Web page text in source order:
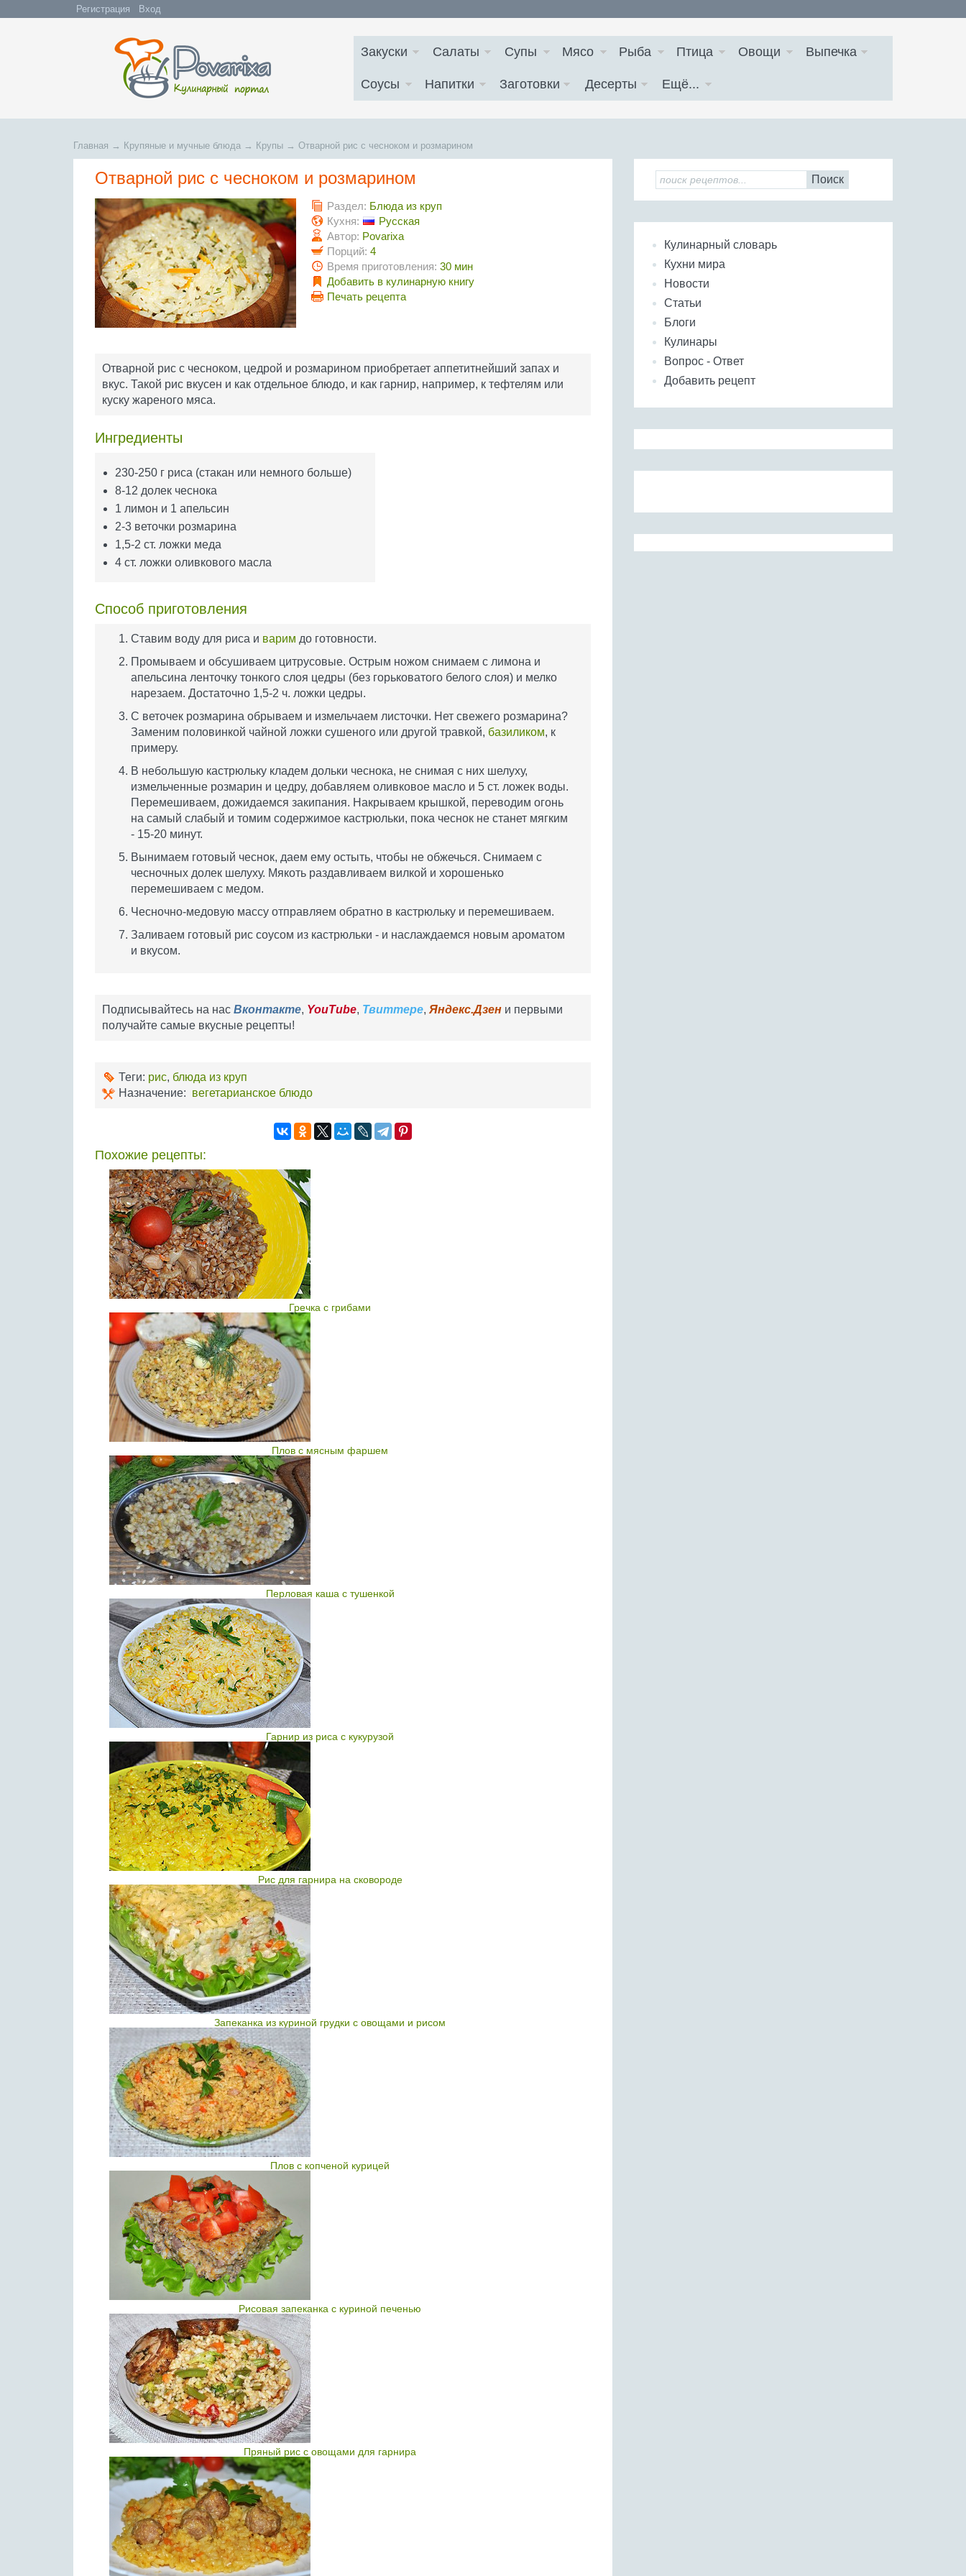
Регистрация Вход
Закуски Салаты Супы Мясо Рыба Птица Овощи Выпечка
Соусы Напитки Заготовки Десерты Ещё...
Главная → Крупяные и мучные блюда → Крупы → Отварной рис с чесноком и розмарином
Отварной рис с чесноком и розмарином
Раздел: Блюда из круп
Кухня:
Русская
Автор: Povarixa
Порций: 4
Время приготовления: 30 мин
Добавить в кулинарную книгу
Печать рецепта
Отварной рис с чесноком, цедрой и розмарином приобретает аппетитнейший запах и
вкус. Такой рис вкусен и как отдельное блюдо, и как гарнир, например, к тефтелям или
куску жареного мяса.
Ингредиенты
230-250 г риса (стакан или немного больше)
8-12 долек чеснока
1 лимон и 1 апельсин
2-3 веточки розмарина
1,5-2 ст. ложки меда
4 ст. ложки оливкового масла
Способ приготовления
Ставим воду для риса и варим до готовности.
Промываем и обсушиваем цитрусовые. Острым ножом снимаем с лимона и
апельсина ленточку тонкого слоя цедры (без горьковатого белого слоя) и мелко
нарезаем. Достаточно 1,5-2 ч. ложки цедры.
С веточек розмарина обрываем и измельчаем листочки. Нет свежего розмарина?
Заменим половинкой чайной ложки сушеного или другой травкой, базиликом, к
примеру.
В небольшую кастрюльку кладем дольки чеснока, не снимая с них шелуху,
измельченные розмарин и цедру, добавляем оливковое масло и 5 ст. ложек воды.
Перемешиваем, дожидаемся закипания. Накрываем крышкой, переводим огонь
на самый слабый и томим содержимое кастрюльки, пока чеснок не станет мягким
- 15-20 минут.
Вынимаем готовый чеснок, даем ему остыть, чтобы не обжечься. Снимаем с
чесночных долек шелуху. Мякоть раздавливаем вилкой и хорошенько
перемешиваем с медом.
Чесночно-медовую массу отправляем обратно в кастрюльку и перемешиваем.
Заливаем готовый рис соусом из кастрюльки - и наслаждаемся новым ароматом
и вкусом.
Подписывайтесь на нас Вконтакте, YouTube, Твиттере, Яндекс.Дзен и первыми
получайте самые вкусные рецепты!
Теги: рис, блюда из круп
Назначение: вегетарианское блюдо
Похожие рецепты:
Гречка с грибами
Плов с мясным фаршем
Перловая каша с тушенкой
Гарнир из риса с кукурузой
Рис для гарнира на сковороде
Запеканка из куриной грудки с овощами и рисом
Плов с копченой курицей
Рисовая запеканка с куриной печенью
Пряный рис с овощами для гарнира
Поиск
Кулинарный словарь
Кухни мира
Новости
Статьи
Блоги
Кулинары
Вопрос - Ответ
Добавить рецепт